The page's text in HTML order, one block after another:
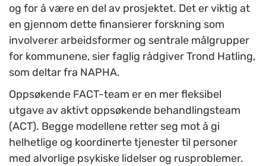
og for å være en del av prosjektet. Det er viktig at
en gjennom dette finansierer forskning som
involverer arbeidsformer og sentrale målgrupper
for kommunene, sier faglig rådgiver Trond Hatling,
som deltar fra NAPHA.
Oppsøkende FACT-team er en mer fleksibel
utgave av aktivt oppsøkende behandlingsteam
(ACT). Begge modellene retter seg mot å gi
helhetlige og koordinerte tjenester til personer
med alvorlige psykiske lidelser og rusproblemer.